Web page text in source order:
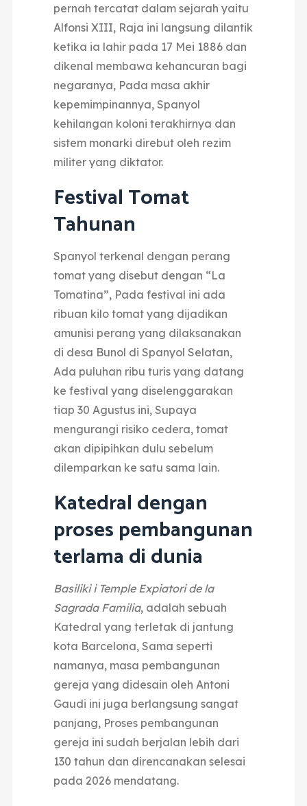
pernah tercatat dalam sejarah yaitu
Alfonsi XIII, Raja ini langsung dilantik
ketika ia lahir pada 17 Mei 1886 dan
dikenal membawa kehancuran bagi
negaranya, Pada masa akhir
kepemimpinannya, Spanyol
kehilangan koloni terakhirnya dan
sistem monarki direbut oleh rezim
militer yang diktator.
Festival Tomat
Tahunan
Spanyol terkenal dengan perang
tomat yang disebut dengan “La
Tomatina”, Pada festival ini ada
ribuan kilo tomat yang dijadikan
amunisi perang yang dilaksanakan
di desa Bunol di Spanyol Selatan,
Ada puluhan ribu turis yang datang
ke festival yang diselenggarakan
tiap 30 Agustus ini, Supaya
mengurangi risiko cedera, tomat
akan dipipihkan dulu sebelum
dilemparkan ke satu sama lain.
Katedral dengan
proses pembangunan
terlama di dunia
Basiliki i Temple Expiatori de la
Sagrada Familia, adalah sebuah
Katedral yang terletak di jantung
kota Barcelona, Sama seperti
namanya, masa pembangunan
gereja yang didesain oleh Antoni
Gaudi ini juga berlangsung sangat
panjang, Proses pembangunan
gereja ini sudah berjalan lebih dari
130 tahun dan direncanakan selesai
pada 2026 mendatang.